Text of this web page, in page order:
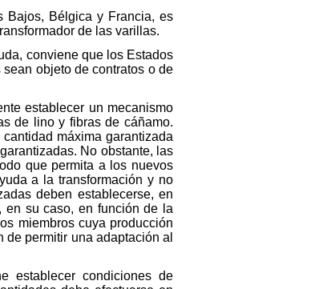
Bajos, Bélgica y Francia, es
de las varillas.
conviene que los Estados
objeto de contratos o de
establecer un mecanismo
de lino y fibras de cáñamo.
máxima garantizada
No obstante, las
que permita a los nuevos
a la transformación y no
deben establecerse, en
en su caso, en función de la
miembros cuya producción
permitir una adaptación al
establecer condiciones de